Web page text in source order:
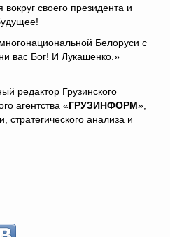
своего президента и
Белоруси с
вас Бог! И Лукашенко.»
редактор Грузинского
агентства «ГРУЗИНФОРМ»,
стратегического анализа и